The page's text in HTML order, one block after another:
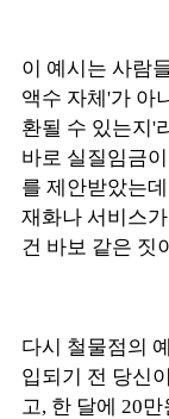
이 예시는 사람
액수 자체'가 아
환될 수 있는지'
바로 실질임금
를 제안받았는
재화나 서비스
건 바보 같은 짓
다시 철물점의
입되기 전 당신
고, 한 달에 20